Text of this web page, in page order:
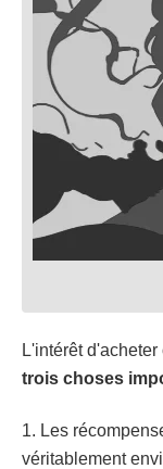
L'intérêt
trois choses
1. Les
véritablement